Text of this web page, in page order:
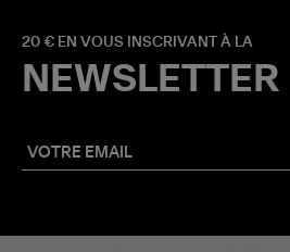
20 € EN VOUS INSCRIVANT À LA
NEWSLETTER